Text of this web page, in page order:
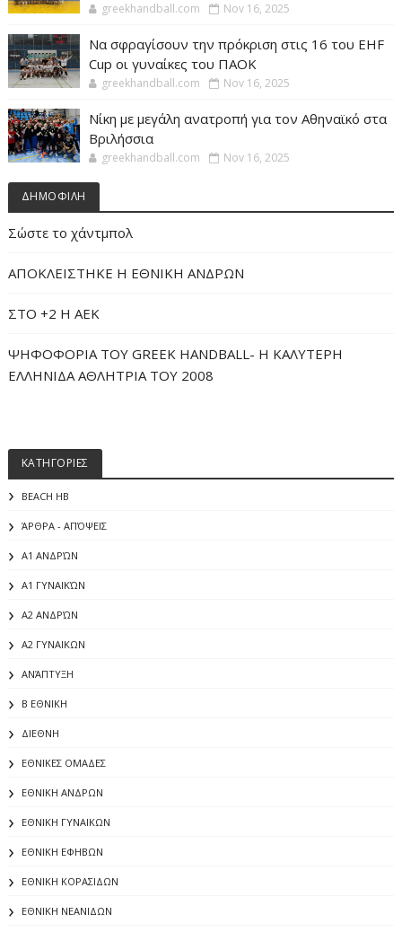
greekhandball.com Nov 16, 2025
Να σφραγίσουν την πρόκριση στις 16 του EHF
Cup οι γυναίκες του ΠΑΟΚ
greekhandball.com Nov 16, 2025
Νίκη με μεγάλη ανατροπή για τον Αθηναϊκό στα
Βριλήσσια
greekhandball.com Nov 16, 2025
ΔΗΜΟΦΙΛΗ
Σώστε το χάντμπολ
ΑΠΟΚΛΕΙΣΤΗΚΕ Η ΕΘΝΙΚΗ ΑΝΔΡΩΝ
ΣΤΟ +2 Η ΑΕΚ
ΨΗΦΟΦΟΡΙΑ ΤΟΥ GREEK HANDBALL- H ΚΑΛΥΤΕΡΗ
ΕΛΛΗΝΙΔΑ ΑΘΛΗΤΡΙΑ ΤΟΥ 2008
ΚΑΤΗΓΟΡΙΕΣ
BEACH HB
ΆΡΘΡΑ - ΑΠΌΨΕΙΣ
Α1 ΑΝΔΡΏΝ
Α1 ΓΥΝΑΙΚΏΝ
Α2 ΑΝΔΡΏΝ
Α2 ΓΥΝΑΙΚΩΝ
ΑΝΆΠΤΥΞΗ
Β ΕΘΝΙΚΗ
ΔΙΕΘΝΗ
ΕΘΝΙΚΕΣ ΟΜΑΔΕΣ
ΕΘΝΙΚΗ ΑΝΔΡΩΝ
ΕΘΝΙΚΗ ΓΥΝΑΙΚΩΝ
ΕΘΝΙΚΗ ΕΦΗΒΩΝ
ΕΘΝΙΚΗ ΚΟΡΑΣΙΔΩΝ
ΕΘΝΙΚΗ ΝΕΑΝΙΔΩΝ